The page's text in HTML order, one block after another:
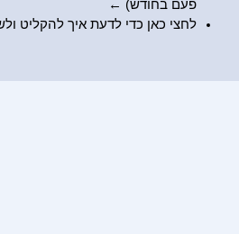
פעם בחודש) ←
לחצי כאן כדי לדעת איך להקליט